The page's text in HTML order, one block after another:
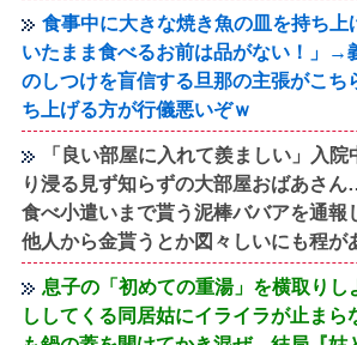
食事中に大きな焼き魚の皿を持ち上
いたまま食べるお前は品がない！」→
のしつけを盲信する旦那の主張がこ
ち上げる方が行儀悪いぞｗ
「良い部屋に入れて羨ましい」入
り浸る見ず知らずの大部屋おばあさ
食べ小遣いまで貰う泥棒ババアを通
他人から金貰うとか図々しいにも程が
息子の「初めての重湯」を横取りし
ししてくる同居姑にイライラが止まら